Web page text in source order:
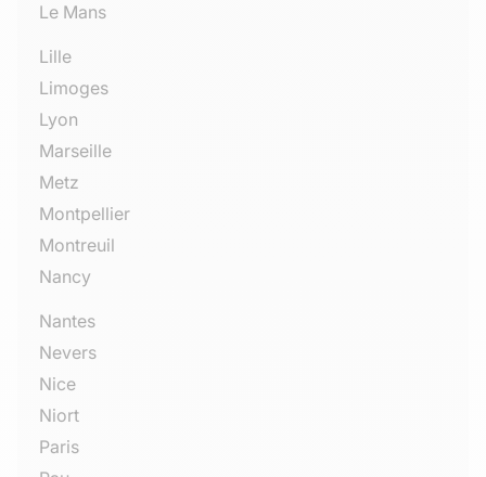
Le Mans
Lille
Limoges
Lyon
Marseille
Metz
Montpellier
Montreuil
Nancy
Nantes
Nevers
Nice
Niort
Paris